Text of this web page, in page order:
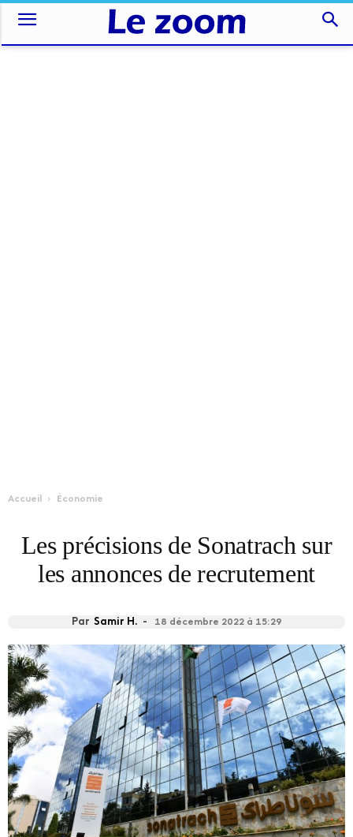
Accueil Économie
Les précisions de Sonatrach sur
les annonces de recrutement
Par Samir H. - 18 décembre 2022 à 15:29